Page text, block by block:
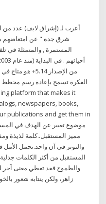
أعرب لـ (إشراق لايف) عدد من
شرق جده " عن امتعاضهم
المستمرة , والمتمثلة في
من الإصدار 5.14+
الفكرة تسمح بإعادة رسم
newspapers, books,
publications and get them in
مميز المستقبل..كلمة لذيذة
والتوتر في آن واحد.تحمل
المستقبل من أكثر الكلمات
والطموح فقد تعطي معنى آخر
زاهر، ولكن ينتابه شعور